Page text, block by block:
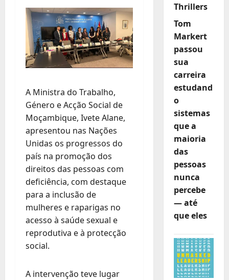
A Ministra do Trabalho,
Género e Acção Social de
Moçambique, Ivete Alane,
apresentou nas Nações
Unidas os progressos do
país na promoção dos
direitos das pessoas com
deficiência, com destaque
para a inclusão de
mulheres e raparigas no
acesso à saúde sexual e
reprodutiva e à protecção
social.
A intervenção teve lugar
Thrillers
Tom
Markert
passou
sua
carreira
estudand
o
sistemas
que a
maioria
das
pessoas
nunca
percebe
— até
que eles